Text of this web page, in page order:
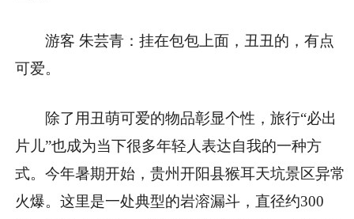
游客 朱芸青：挂在包包上面，丑丑的，有点
可爱。
除了用丑萌可爱的物品彰显个性，旅行“必出
片儿”也成为当下很多年轻人表达自我的一种方
式。今年暑期开始，贵州开阳县猴耳天坑景区异常
火爆。这里是一处典型的岩溶漏斗，直径约300